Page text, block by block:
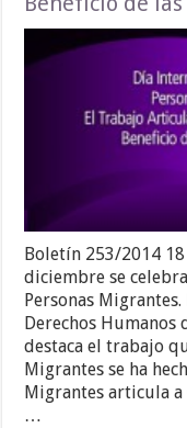
Boletín 253/2014
diciembre se
Personas
Derechos Humanos
destaca el trabajo
Migrantes se ha
Migrantes articula a
…